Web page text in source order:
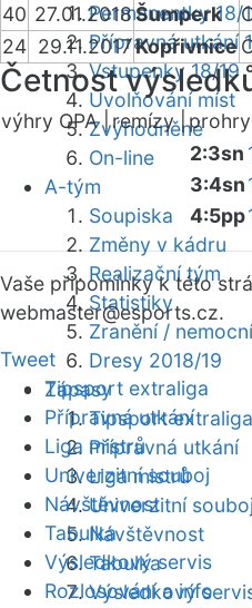
Permanentky 18/
Přípravná utkání
Vstupenky 18/19
Uvolňování míst
Zvýhodněné
On-line
A-tým
Soupiska
Změny v kádru
Realizační tým
Statistiky
Zranění /
Dresy 2018/19
Zápasy
Tipsport extraliga
Přípravná utkání
Liga mistrů
Univerzitní souboj
Návštěvnost
Tabulka
Výsledkový
40 27.01.2018Šumperk
24 29.11.2017Kopřivnice
Četnost
výhry OPA |remízy |prohry
2:3sn
3:4sn
4:5pp
Vaše připomínky k této
webmaster@esports.cz.
Tweet
Tipsport extraliga
Přípravná utkání
Liga mistrů
Univerzitní souboj
Návštěvnost
Tabulka
Výsledkový servis
Rozlosování a info